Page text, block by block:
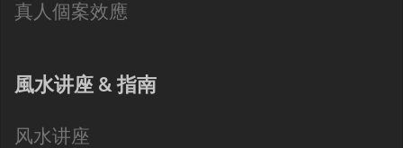
真人個案效應
風水讲座 & 指南
风水讲座